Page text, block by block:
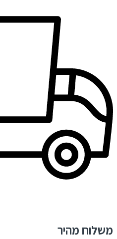
משלוח מהיר